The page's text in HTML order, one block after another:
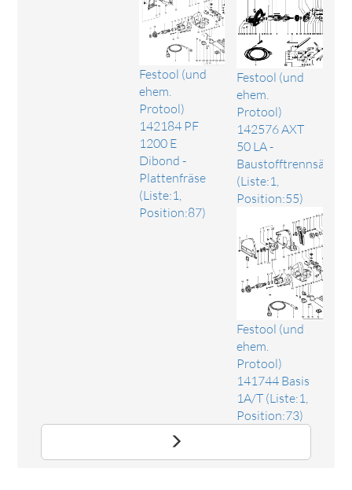
Festool (und
ehem.
Protool)
142184 PF
1200 E
Dibond -
Plattenfräse
(Liste:1,
Position:87)
Festool (und
ehem.
Protool)
142576 AXT
50 LA -
Baustofftrennsäge
(Liste:1,
Position:55)
Festool (und
ehem.
Protool)
141744 Basis
1A/T (Liste:1,
Position:73)
Ersatzteil KOHLEHALTER AP 65 E
Das Ersatzteil "KOHLEHALTER AP 65 E" online bestellen.